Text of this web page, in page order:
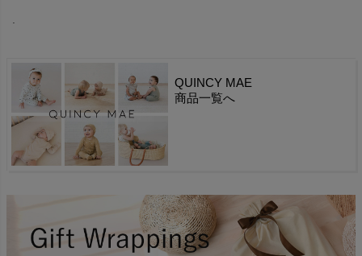
QUINCY MAE
商品一覧へ